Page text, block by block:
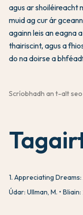
agus ar shoiléireacht
muid ag cur ár
againn leis an eagna
thairiscint, agus a
do na doirse a
Scríobhadh an t-alt
1. Appreciating
Údar: Ullman, M.